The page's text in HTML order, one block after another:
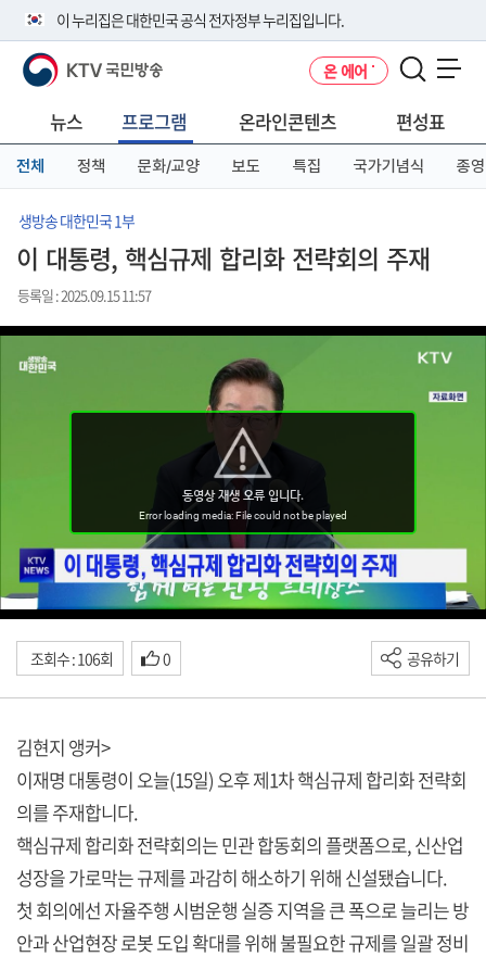
이 누리집은 대한민국 공식 전자정부 누리집입니다.
공식 누리집 주소 확인하기
니다.
이밖에 or.kr 또는 .kr등 다른 도메인 주소를 사용하고 있다면 아래 URL에
서 도메인 주소를 확인해 보세요
KTV 국민방송 온 에어
뉴스 프로그램 온라인콘텐츠 편성표
전체 정책 문화/교양 보도 특집 국가기념식 종영
생방송 대한민국 1부
이 대통령, 핵심규제 합리화 전략회의 주재
등록일 : 2025.09.15 11:57
조회수 : 106회 0 공유하기
김현지 앵커>
이재명 대통령이 오늘(15일) 오후 제1차 핵심규제 합리화 전략회
의를 주재합니다.
핵심규제 합리화 전략회의는 민관 합동회의 플랫폼으로, 신산업
성장을 가로막는 규제를 과감히 해소하기 위해 신설됐습니다.
첫 회의에선 자율주행 시범운행 실증 지역을 큰 폭으로 늘리는 방
안과 산업현장 로봇 도입 확대를 위해 불필요한 규제를 일괄 정비